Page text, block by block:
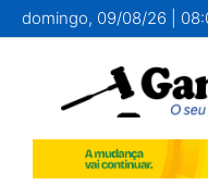
para
conteúdo
domingo, 09/08/26 |